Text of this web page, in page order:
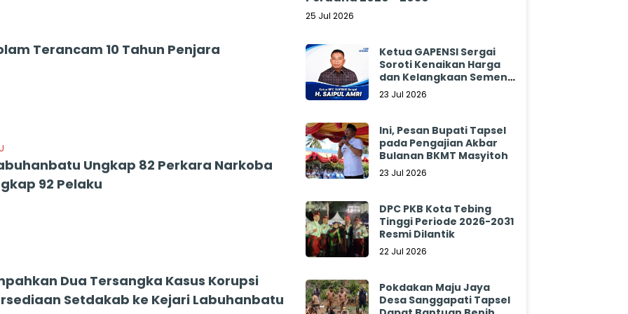
Terancam 10 Tahun Penjara
Ungkap 82 Perkara Narkoba
92 Pelaku
Dua Tersangka Kasus Korupsi
Setdakab ke Kejari Labuhanbatu
25 Jul 2026
Ketua GAPENSI Sergai
Soroti Kenaikan Harga
dan Kelangkaan Semen,
Minta Pemerintah
23 Jul 2026
Ini, Pesan Bupati Tapsel
pada Pengajian Akbar
Bulanan BKMT Masyitoh
23 Jul 2026
DPC PKB Kota Tebing
Tinggi Periode 2026-2031
Resmi Dilantik
22 Jul 2026
Pokdakan Maju Jaya
Desa Sanggapati Tapsel